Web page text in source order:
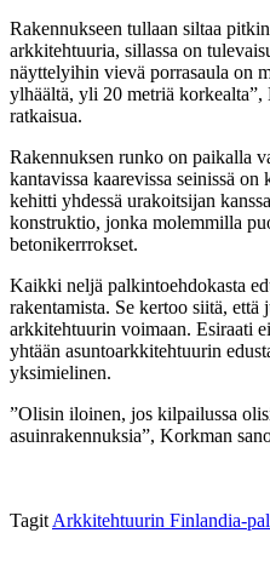
Rakennukseen tullaan siltaa
arkkitehtuuria, sillassa on
näyttelyihin vievä porrasaula on
ylhäältä, yli 20 metriä
ratkaisua.
Rakennuksen runko on paikalla
kantavissa kaarevissa seinissä
kehitti yhdessä urakoitsijan
konstruktio, jonka molemmilla
betonikerrrokset.
Kaikki neljä palkintoehdokasta
rakentamista. Se kertoo siitä,
arkkitehtuurin voimaan. Esiraati
yhtään asuntoarkkitehtuurin
yksimielinen.
”Olisin iloinen, jos kilpailussa
asuinrakennuksia”, Korkman
Tagit Arkkitehtuurin Finlandia-